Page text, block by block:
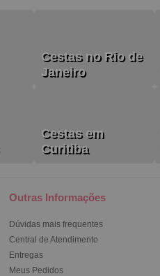
Cestas no Rio de
Janeiro
Cestas em
Curitiba
Outras Informações
Dúvidas mais frequentes
Central de Atendimento
Entregas
Meus Pedidos